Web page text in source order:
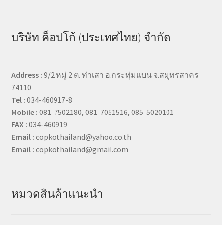
บริษัท ค็อปโก้ (ประเทศไทย) จำกัด
Address : 9/2 หมู่ 2 ต. ท่าเสา อ.กระทุ่มแบน จ.สมุทรสาคร
74110
Tel : 034-460917-8
Mobile : 081-7502180, 081-7051516, 085-5020101
FAX : 034-460919
Email : copkothailand@yahoo.co.th
Email : copkothailand@gmail.com
หมวดสินค้าแนะนำ